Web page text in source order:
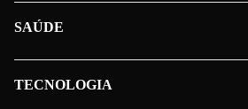
SAÚDE
TECNOLOGIA